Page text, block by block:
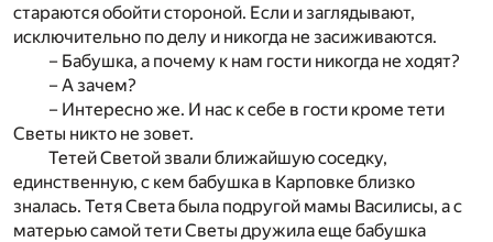
стараются обойти стороной. Если и заглядывают,
исключительно по делу и никогда не засиживаются.
– Бабушка, а почему к нам гости никогда не ходят?
– А зачем?
– Интересно же. И нас к себе в гости кроме тети
Светы никто не зовет.
Тетей Светой звали ближайшую соседку,
единственную, с кем бабушка в Карповке близко
зналась. Тетя Света была подругой мамы Василисы, а с
матерью самой тети Светы дружила еще бабушка